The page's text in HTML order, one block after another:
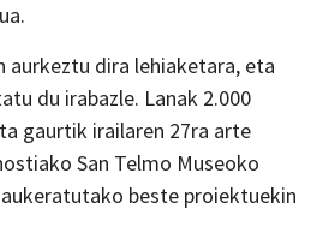
aurkeztu dira lehiaketara, eta
du irabazle. Lanak 2.000
gaurtik irailaren 27ra arte
San Telmo Museoko
beste proiektuekin